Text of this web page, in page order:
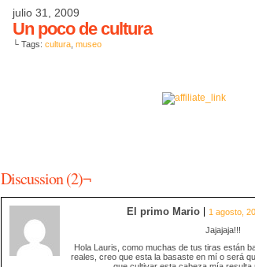
julio 31, 2009
Un poco de cultura
└ Tags: cultura museo
Discussion (2)¬
El primo Mario
1 agosto,
Jajajaja!!!
Hola Lauris, como muchas de tus tiras están
reales, creo que esta la basaste en mí o será